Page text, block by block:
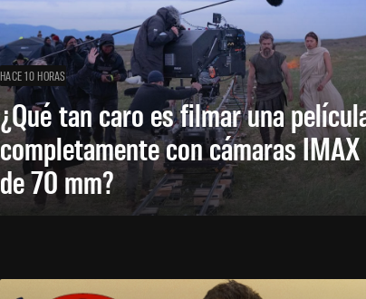
HACE 10 HORAS
¿Qué tan caro es filmar una
completamente con cámaras IMAX
de 70 mm?